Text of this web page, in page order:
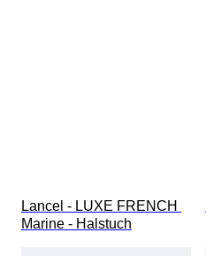
Lancel - LUXE FRENCH
Marine - Halstuch